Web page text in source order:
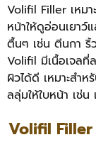
Volifil Filler เหมา
หน้าให้ดูอ่อนเยาว์
ตื้นๆ เช่น ตีนกา ริ้
Volifil มีเนื้อเจลที่
ผิวได้ดี เหมาะสำ
ลลุ่มให้ใบหน้า เช่
Volifil Filler